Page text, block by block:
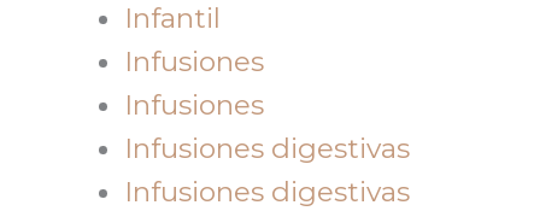
Infantil
Infusiones
Infusiones
Infusiones digestivas
Infusiones digestivas